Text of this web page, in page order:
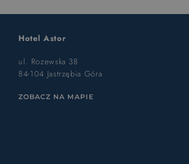
Hotel Astor
ul. Rozewska 38
84-104 Jastrzębia Góra
ZOBACZ NA MAPIE